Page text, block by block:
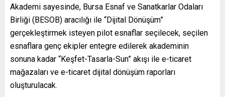
Akademi sayesinde, Bursa Esnaf ve Sanatkarlar Odaları
Birliği (BESOB) aracılığı ile “Dijital Dönüşüm”
gerçekleştirmek isteyen pilot esnaflar seçilecek, seçilen
esnaflara genç ekipler entegre edilerek akademinin
sonuna kadar “Keşfet-Tasarla-Sun” akışı ile e-ticaret
mağazaları ve e-ticaret dijital dönüşüm raporları
oluşturulacak.